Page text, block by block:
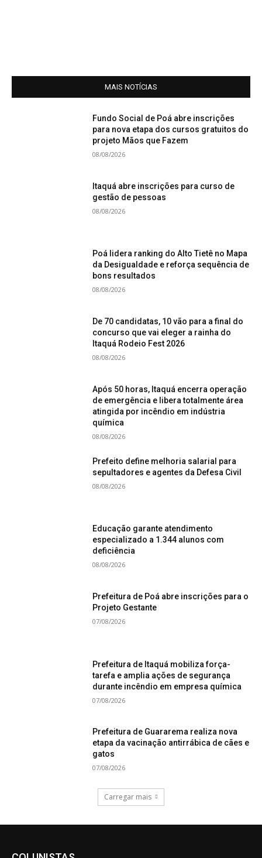
MAIS NOTÍCIAS
Fundo Social de Poá abre inscrições
para nova etapa dos cursos gratuitos do
projeto Mãos que Fazem
08/08/2026
Itaquá abre inscrições para curso de
gestão de pessoas
08/08/2026
Poá lidera ranking do Alto Tietê no Mapa
da Desigualdade e reforça sequência de
bons resultados
08/08/2026
De 70 candidatas, 10 vão para a final do
concurso que vai eleger a rainha do
Itaquá Rodeio Fest 2026
08/08/2026
Após 50 horas, Itaquá encerra operação
de emergência e libera totalmente área
atingida por incêndio em indústria
química
08/08/2026
Prefeito define melhoria salarial para
sepultadores e agentes da Defesa Civil
08/08/2026
Educação garante atendimento
especializado a 1.344 alunos com
deficiência
08/08/2026
Prefeitura de Poá abre inscrições para o
Projeto Gestante
07/08/2026
Prefeitura de Itaquá mobiliza força-
tarefa e amplia ações de segurança
durante incêndio em empresa química
07/08/2026
Prefeitura de Guararema realiza nova
etapa da vacinação antirrábica de cães e
gatos
07/08/2026
Carregar mais